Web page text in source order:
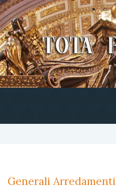
Generali Arredamenti